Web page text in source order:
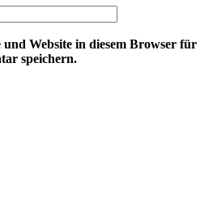
Website in diesem Browser für
speichern.